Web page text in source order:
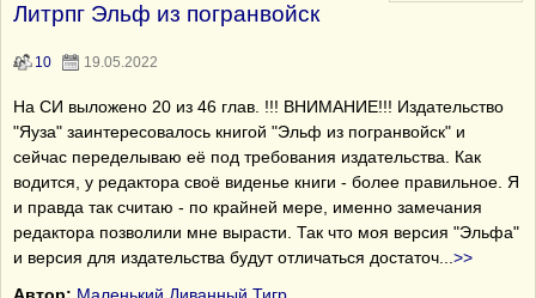
Литрпг Эльф из погранвойск
10 19.05.2022
На СИ выложено 20 из 46 глав. !!! ВНИМАНИЕ!!! Издательство
"Яуза" заинтересовалось книгой "Эльф из погранвойск" и
сейчас переделываю её под требования издательства. Как
водится, у редактора своё виденье книги - более правильное. Я
и правда так считаю - по крайней мере, именно замечания
редактора позволили мне вырасти. Так что моя версия "Эльфа"
и версия для издательства будут отличаться достаточ
>>